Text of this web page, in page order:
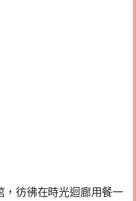
，彷彿在時光迴廊用餐一